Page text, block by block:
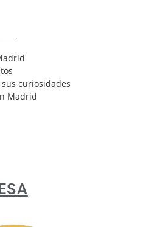
curiosidades
Madrid